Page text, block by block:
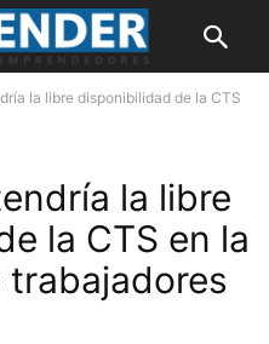
la libre disponibilidad de la CTS
la libre
la CTS en la